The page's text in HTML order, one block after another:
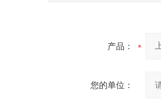
产品：
您的单位：